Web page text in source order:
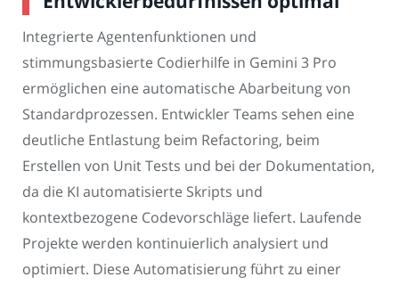
Integrierte Agentenfunktionen und
stimmungsbasierte Codierhilfe in Gemini 3 Pro
ermöglichen eine automatische Abarbeitung von
Standardprozessen. Entwickler Teams sehen eine
deutliche Entlastung beim Refactoring, beim
Erstellen von Unit Tests und bei der Dokumentation,
da die KI automatisierte Skripts und
kontextbezogene Codevorschläge liefert. Laufende
Projekte werden kontinuierlich analysiert und
optimiert. Diese Automatisierung führt zu einer